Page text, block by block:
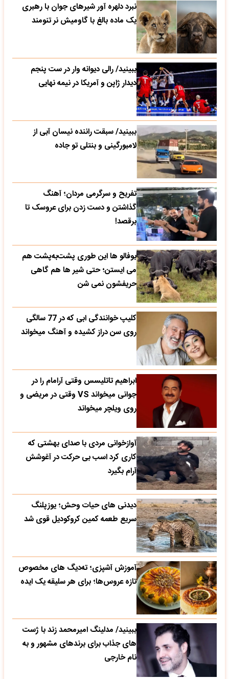
نبرد دلهره آور شیرهای جوان با رهبری
یک ماده بالغ با گاومیش نر تنومند
ببینید/ رالی دیوانه وار در ست پنجم
دیدار ژاپن و آمریکا در نیمه نهایی
ببینید/ سبقت راننده نیسان آبی از
لامبورگینی و بنتلی تو جاده
تفریح و سرگرمی مردان؛ آهنگ
گذاشتن و دست زدن برای عروسک تا
برقصد!
بوفالو ها این‌ طوری پشت‌به‌پشت هم
می‌ ایستن؛ حتی شیر ها هم گاهی
حریفشون نمی‌ شن
کلیپ خوانندگی ابی که در 77 سالگی
روی سن دراز کشیده و آهنگ میخواند
ابراهیم تاتلیسس وقتی آرامام را در
جوانی میخواند VS وقتی در مریضی و
روی ویلچر میخواند
آوازخوانی مردی با صدای بهشتی که
کاری کرد اسب بی حرکت در آغوشش
آرام بگیرد
دیدنی های حیات وحش؛ یوزپلنگ
سریع طعمه کمین کروکودیل قوی شد
آموزش آشپزی؛ ته‌دیگ‌ های مخصوص
تازه‌ عروس‌ها؛ برای هر سلیقه یک ایده
ببینید/ مدلینگ امیرمحمد زند با ژست
های جذاب برای برندهای مشهور و به
نام خارجی